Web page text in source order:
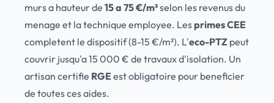
murs a hauteur de 15 a 75 €/m²selon les revenus du
menage et la technique employee. Lesprimes CEE
completent le dispositif (8-15 €/m²). L'eco-PTZ peut
couvrir jusqu'a 15 000 € de travaux d'isolation. Un
artisan certifie RGEest obligatoire pour beneficier
de toutes ces aides.